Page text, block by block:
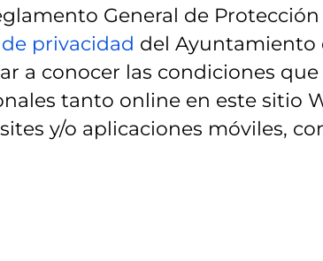
General de Protección
privacidad del Ayuntamiento
a conocer las condiciones
tanto online en este sitio
y/o aplicaciones móviles,